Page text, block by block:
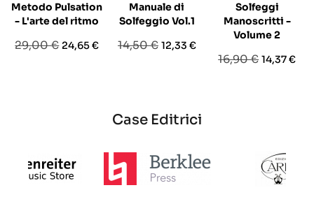
Metodo Pulsation
- L'arte del ritmo
Prezzo
29,00 € Prezzo
24,65 €
Manuale di
Solfeggio Vol.1
Prezzo
14,50 € Prezzo
12,33 €
Solfeggi
Manoscritti -
Volume 2
Prezzo
16,90 € Prezzo
14,37 €
Case Editrici